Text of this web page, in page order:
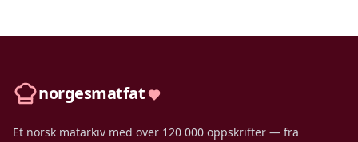
norgesmatfat
Et norsk matarkiv med over 120 000 oppskrifter — fra